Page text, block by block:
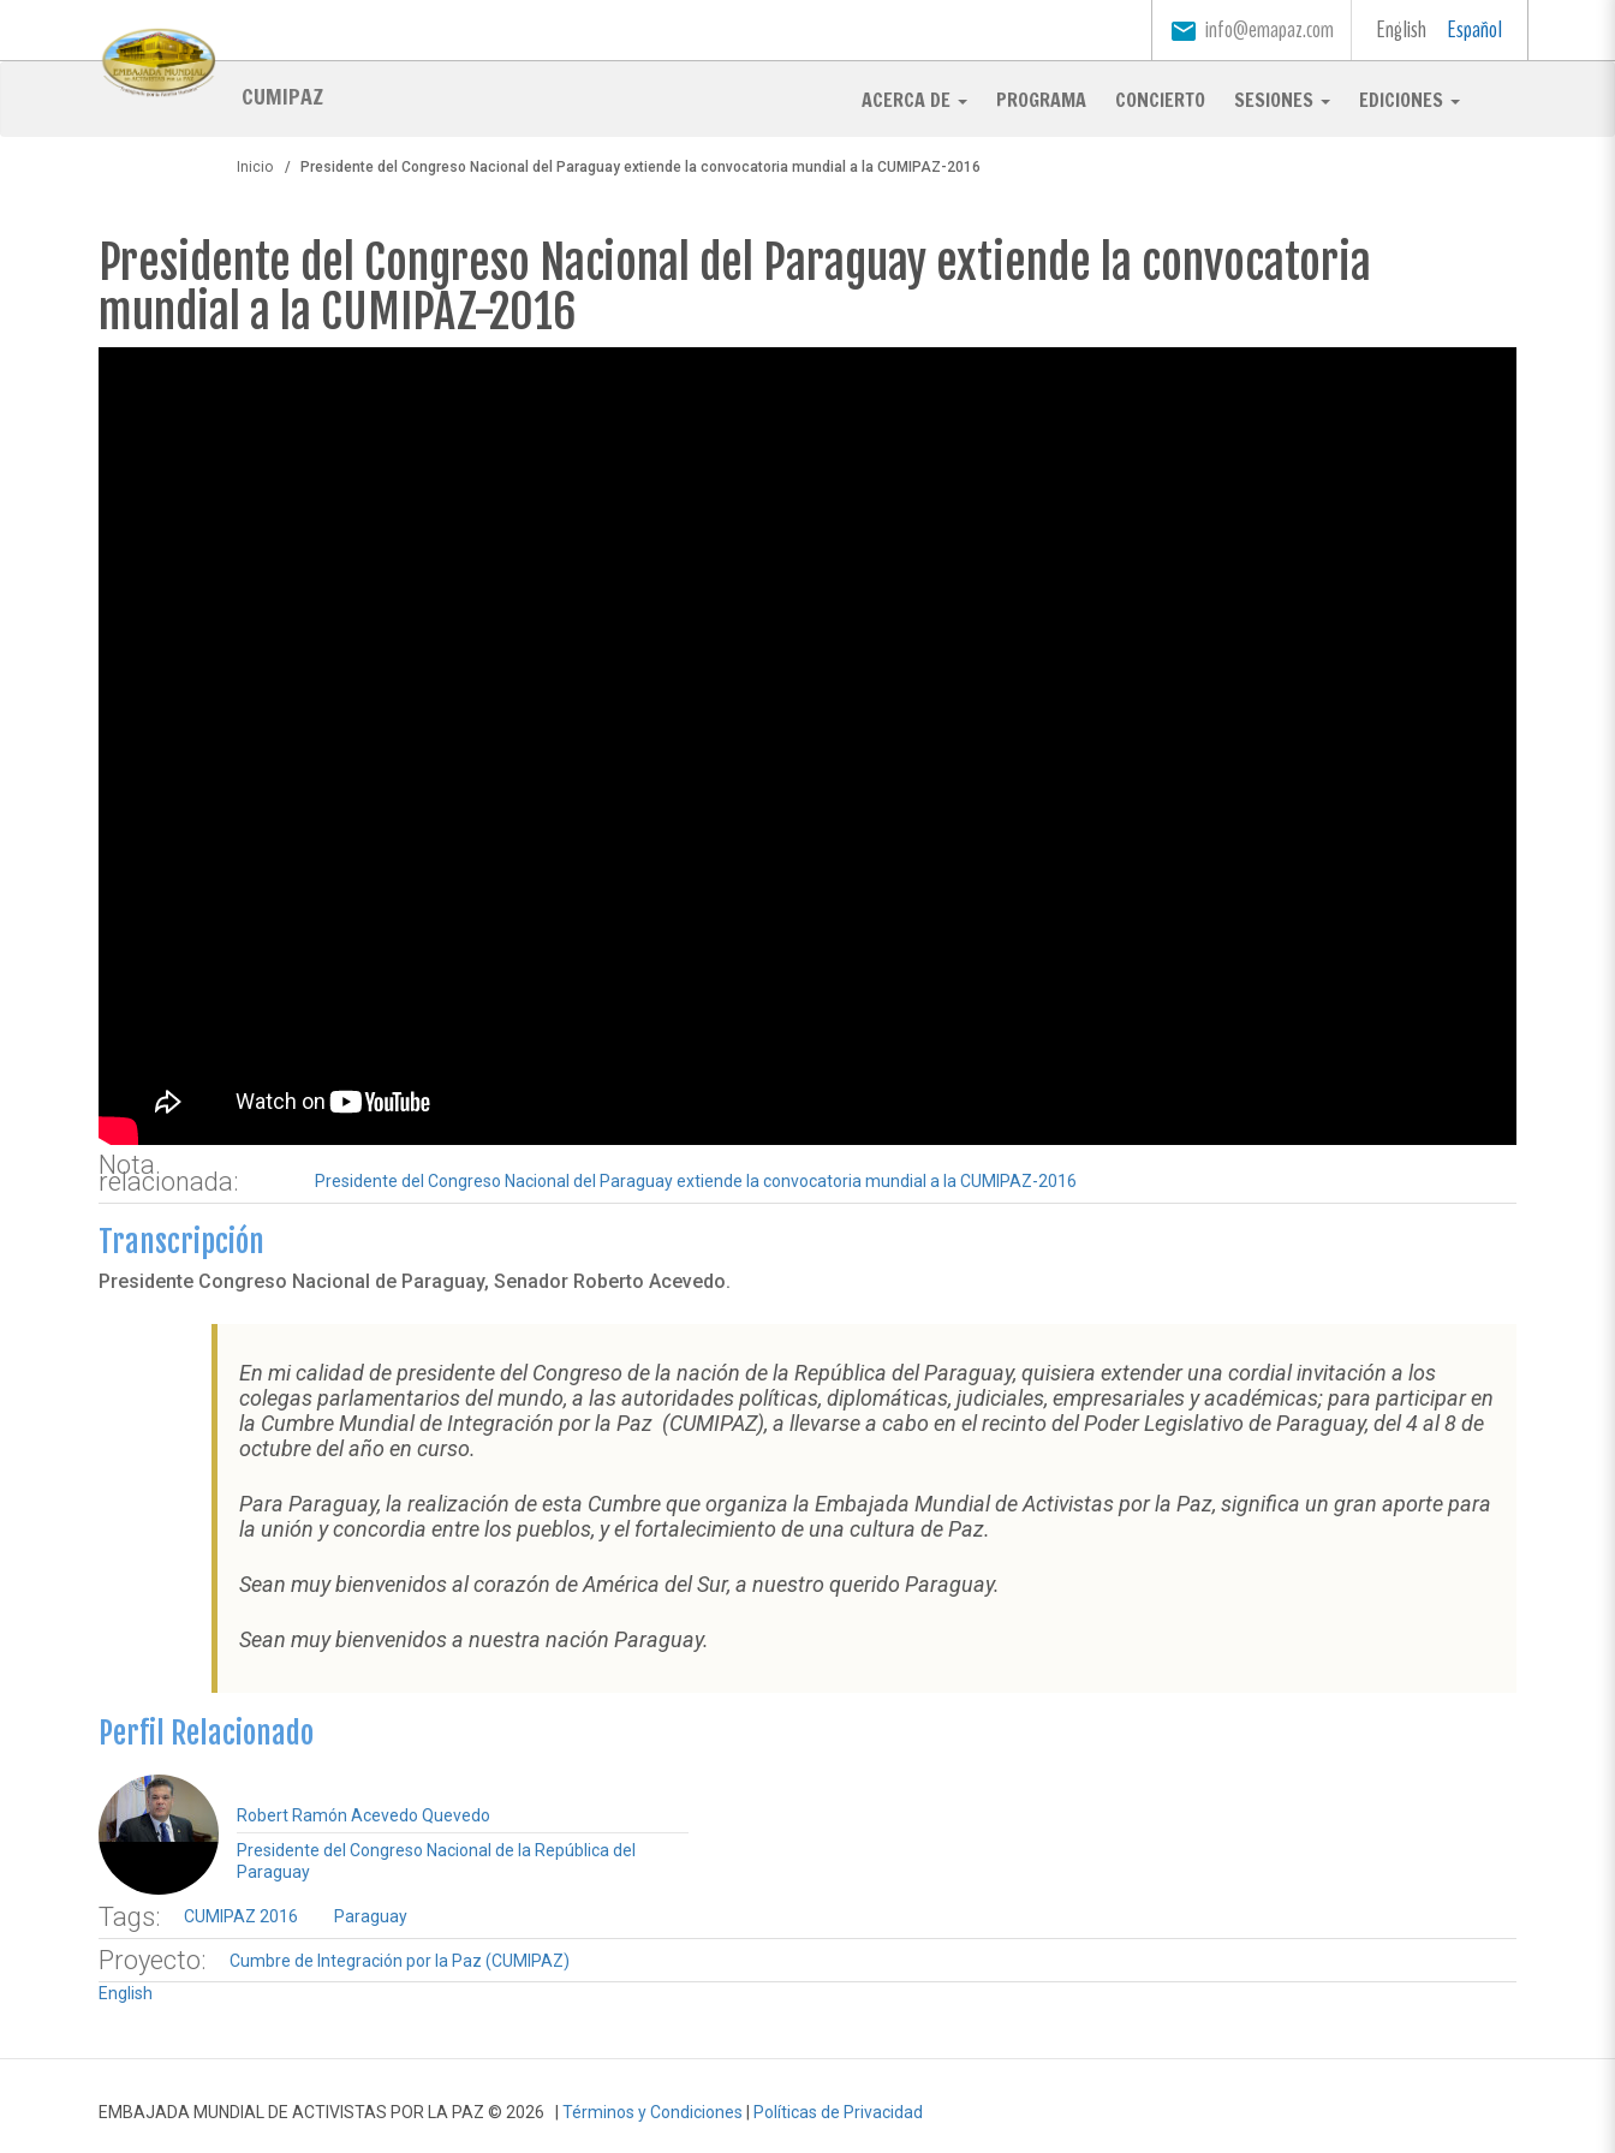
English Español
email info@emapaz.com
CUMIPAZ ACERCA DE PROGRAMA CONCIERTO SESIONES EDICIONES
Inicio Presidente del Congreso Nacional del Paraguay extiende la convocatoria mundial a la CUMIPAZ-2016
Presidente del Congreso Nacional del Paraguay extiende la convocatoria
mundial a la CUMIPAZ-2016
Nota
relacionada: Presidente del Congreso Nacional del Paraguay extiende la convocatoria mundial a la CUMIPAZ-2016
Transcripción
Presidente Congreso Nacional de Paraguay, Senador Roberto Acevedo.
En mi calidad de presidente del Congreso de la nación de la República del Paraguay, quisiera extender una cordial invitación a los
colegas parlamentarios del mundo, a las autoridades políticas, diplomáticas, judiciales, empresariales y académicas; para participar en
la Cumbre Mundial de Integración por la Paz (CUMIPAZ), a llevarse a cabo en el recinto del Poder Legislativo de Paraguay, del 4 al 8 de
octubre del año en curso.
Para Paraguay, la realización de esta Cumbre que organiza la Embajada Mundial de Activistas por la Paz, significa un gran aporte para
la unión y concordia entre los pueblos, y el fortalecimiento de una cultura de Paz.
Sean muy bienvenidos al corazón de América del Sur, a nuestro querido Paraguay.
Sean muy bienvenidos a nuestra nación Paraguay.
Perfil Relacionado
Robert Ramón Acevedo Quevedo
Presidente del Congreso Nacional de la República del
Paraguay
Tags: CUMIPAZ 2016 Paraguay
Proyecto:
Cumbre de Integración por la Paz (CUMIPAZ)
English
EMBAJADA MUNDIAL DE ACTIVISTAS POR LA PAZ © 2026 | Términos y Condiciones Políticas de Privacidad